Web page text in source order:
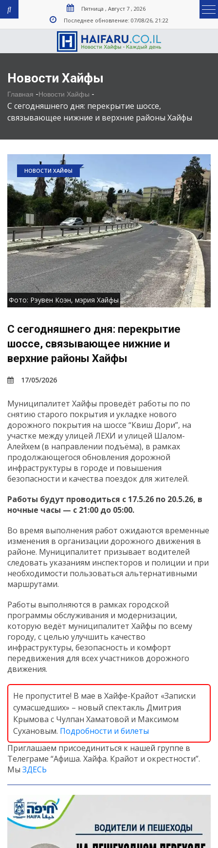
Пятница , Август 7 , 2026
Последнее обновление: 07/08/26, 21:22
Новости Хайфы
Главная -Новости Хайфы -
С сегодняшнего дня: перекрытие шоссе,
связывающее нижние и верхние районы Хайфы
НОВОСТИ ХАЙФЫ
Фото: Рэувен Коэн, мэрия Хайфы
С сегодняшнего дня: перекрытие
шоссе, связывающее нижние и
верхние районы Хайфы
17/05/2026
Муниципалитет Хайфы проведёт работы по по
снятию старого покрытия и укладке нового
дорожного покрытия на шоссе “Квиш Дори”, на
участке между улицей ЛЕХИ и улицей Шалом-
Алейхем (в направлении подъёма), в рамках
продолжающегося обновления дорожной
инфраструктуры в городе и повышения
безопасности и качества поездок для жителей.
Работы будут проводиться с 17.5.26 по 20.5.26, в
ночные часы — с 21:00 до 05:00.
Во время выполнения работ ожидаются временные
изменения в организации дорожного движения в
районе. Муниципалитет призывает водителей
следовать указаниям инспекторов и полиции и при
необходимости пользоваться альтернативными
маршрутами.
Работы выполняются в рамках городской
программы обслуживания и модернизации,
которую ведёт муниципалитет Хайфы по всему
городу, с целью улучшить качество
инфраструктуры, безопасность и комфорт
передвижения для всех участников дорожного
движения.
Не пропустите! В мае в Хайфе-Крайот «Записки
сумасшедших» – новый спектакль Дмитрия
Крымова с Чулпан Хаматовой и Максимом
Сухановым. Подробности и билеты
Приглашаем присоединиться к нашей группе в
Телеграме “Афиша. Хайфа. Крайот и окрестности”.
Мы ЗДЕСЬ